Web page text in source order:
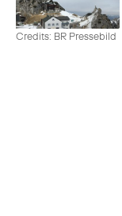
Credits: BR Pressebild